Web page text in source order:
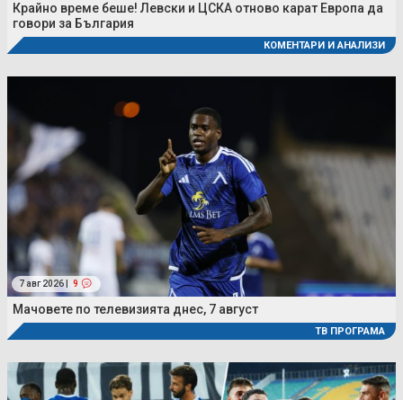
Крайно време беше! Левски и ЦСКА отново карат Европа да
говори за България
КОМЕНТАРИ И АНАЛИЗИ
7 авг 2026 | 9
Мачовете по телевизията днес, 7 август
ТВ ПРОГРАМА